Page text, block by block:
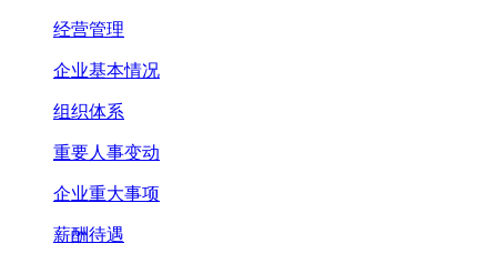
经营管理
企业基本情况
组织体系
重要人事变动
企业重大事项
薪酬待遇